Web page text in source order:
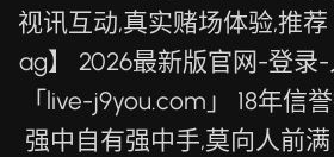
视讯互动,真实赌场体验,推
ag】 2026最新版官网-登录
「live-j9you.com」 18年信
强中自有强中手,莫向人前